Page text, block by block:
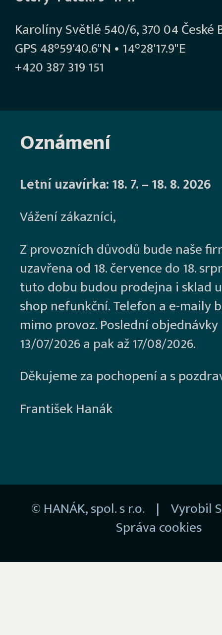
Karolíny Světlé 540/6, 370 04 České
GPS 48°59'40.6"N • 14°28'17.9"E
+420 387 319 151
Oznámení
Letní uzavírka: 18. 7. – 18. 8. 2026
Vážení zákazníci,
Z provozních důvodů bude naše
uzavřena od 18. července do 18.
tuto dobu budou prodejna i sklad
shop nefunkční. Telefon a e-maily
mimo provoz. Poslední
13/07/2026 a pak až 17/08/2026.
Děkujeme za pochopení a s
František Hanák
© HANÁK, spol. s r.o. | Vyrobil
Správa cookies